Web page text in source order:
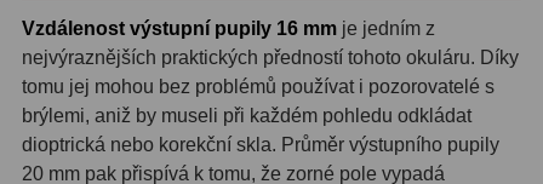
Sekundární zrcadla
Příslušenství188
Redukce 1,25" a 2"17
Vzdálenost výstupní pupily 16 mm je jedním z
nejvýraznějších praktických předností tohoto okuláru. Díky
tomu jej mohou bez problémů používat i pozorovatelé s
brýlemi, aniž by museli při každém pohledu odkládat
dioptrická nebo korekční skla. Průměr výstupního pupily
20 mm pak přispívá k tomu, že zorné pole vypadá